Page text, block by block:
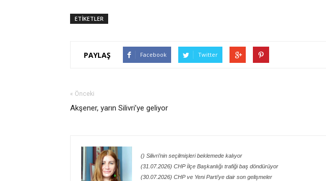
ETİKETLER
PAYLAŞ Facebook Twitter
« Önceki
Akşener, yarın Silivri’ye geliyor
() Silivri’nin seçilmişleri beklemede kalıyor
(31.07.2026) CHP İlçe Başkanlığı trafiği baş döndürüyor
(30.07.2026) CHP ve Yeni Parti’ye dair son gelişmeler